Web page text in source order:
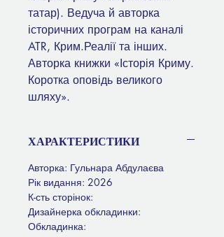
татар). Ведуча й авторка
історичних програм на каналі
ATR, Крим.Реалії та інших.
Авторка книжки «Історія Криму.
Коротка оповідь великого
шляху».
ХАРАКТЕРИСТИКИ
Авторка: Гульнара Абдулаєва
Рік видання: 2026
К-сть сторінок:
Дизайнерка обкладинки:
Обкладинка: